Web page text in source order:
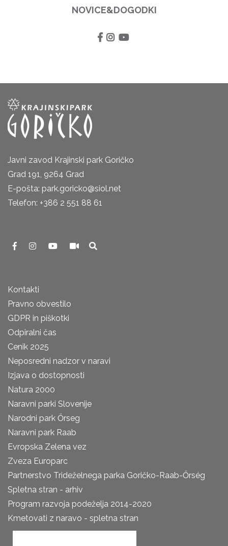
NOVICE&DOGODKI
Javni zavod Krajinski park Goričko
Grad 191, 9264 Grad
E-pošta: park.goricko@siol.net
Telefon: +386 2 551 88 61
Kontakti
Pravno obvestilo
GDPR in piškotki
Odpiralni čas
Cenik 2025
Neposredni nadzor v naravi
Izjava o dostopnosti
Natura 2000
Naravni parki Slovenije
Narodni park Őrseg
Naravni park Raab
Evropska Zelena vez
Zveza Europarc
Partnerstvo Trideželnega parka Goričko-Raab-Őrség
Spletna stran - arhiv
Program razvoja podeželja 2014-2020
Kmetovati z naravo - spletna stran